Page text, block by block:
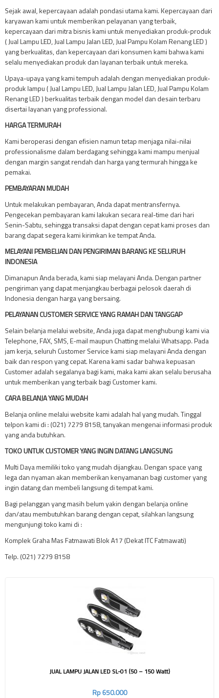
Sejak awal, kepercayaan adalah pondasi utama kami. Kepercayaan dari
karyawan kami untuk memberikan pelayanan yang terbaik,
kepercayaan dari mitra bisnis kami untuk menyediakan produk-produk
( Jual Lampu LED, Jual Lampu Jalan LED, Jual Pampu Kolam Renang LED )
yang berkualitas, dan kepercayaan dari konsumen kami bahwa kami
selalu menyediakan produk dan layanan terbaik untuk mereka.
Upaya-upaya yang kami tempuh adalah dengan menyediakan produk-
produk lampu ( Jual Lampu LED, Jual Lampu Jalan LED, Jual Pampu Kolam
Renang LED ) berkualitas terbaik dengan model dan desain terbaru
disertai layanan yang professional.
HARGA TERMURAH
Kami beroperasi dengan efisien namun tetap menjaga nilai-nilai
professionalisme dalam berdagang sehingga kami mampu menjual
dengan margin sangat rendah dan harga yang termurah hingga ke
pemakai.
PEMBAYARAN MUDAH
Untuk melakukan pembayaran, Anda dapat mentransfernya.
Pengecekan pembayaran kami lakukan secara real-time dari hari
Senin-Sabtu, sehingga transaksi dapat dengan cepat kami proses dan
barang dapat segera kami kirimkan ke tempat Anda.
MELAYANI PEMBELIAN DAN PENGIRIMAN BARANG KE SELURUH
INDONESIA
Dimanapun Anda berada, kami siap melayani Anda. Dengan partner
pengiriman yang dapat menjangkau berbagai pelosok daerah di
Indonesia dengan harga yang bersaing.
PELAYANAN CUSTOMER SERVICE YANG RAMAH DAN TANGGAP
Selain belanja melalui website, Anda juga dapat menghubungi kami via
Telephone, FAX, SMS, E-mail maupun Chatting melalui Whatsapp. Pada
jam kerja, seluruh Customer Service kami siap melayani Anda dengan
baik dan respon yang cepat. Karena kami sadar bahwa kepuasan
Customer adalah segalanya bagi kami, maka kami akan selalu berusaha
untuk memberikan yang terbaik bagi Customer kami.
CARA BELANJA YANG MUDAH
Belanja online melalui website kami adalah hal yang mudah. Tinggal
telpon kami di : (021) 7279 8158, tanyakan mengenai informasi produk
yang anda butuhkan.
TOKO UNTUK CUSTOMER YANG INGIN DATANG LANGSUNG
Multi Daya memiliki toko yang mudah dijangkau. Dengan space yang
lega dan nyaman akan memberikan kenyamanan bagi customer yang
ingin datang dan membeli langsung di tempat kami.
Bagi pelanggan yang masih belum yakin dengan belanja online
dan/atau membutuhkan barang dengan cepat, silahkan langsung
mengunjungi toko kami di :
Komplek Graha Mas Fatmawati Blok A17 (Dekat ITC Fatmawati)
Telp. (021) 7279 8158
JUAL LAMPU JALAN LED SL-01 (50 – 150 Watt)
Rp 650.000